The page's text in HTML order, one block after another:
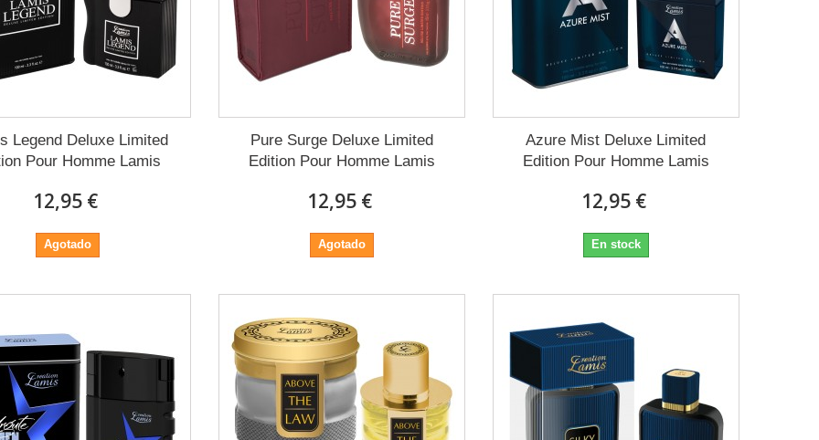
Legend Deluxe Limited
Pour Homme Lamis
12,95 €
Agotado
Pure Surge Deluxe Limited
Edition Pour Homme Lamis
12,95 €
Agotado
Azure Mist Deluxe Limited
Edition Pour Homme Lamis
12,95 €
En stock